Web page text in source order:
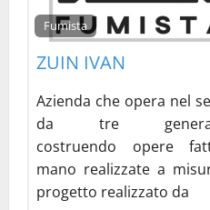
Fumista
ZUIN IVAN
Azienda che opera nel
da tre
costruendo opere
mano realizzate a
progetto realizzato da